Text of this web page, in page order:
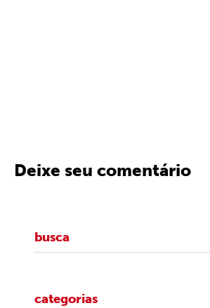
Deixe seu comentário
categorias